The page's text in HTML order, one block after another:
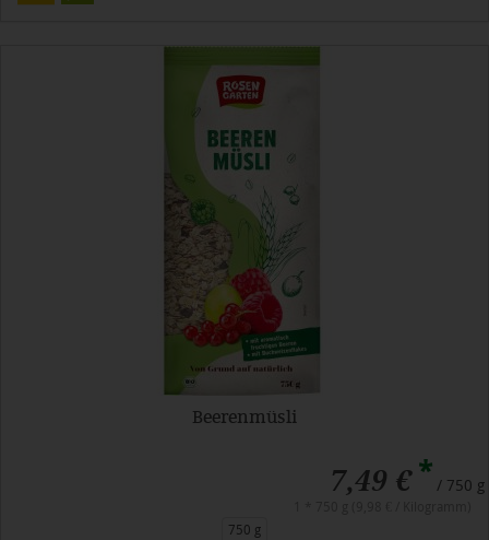
Beerenmüsli
7,49 €* / 750 g
750 g